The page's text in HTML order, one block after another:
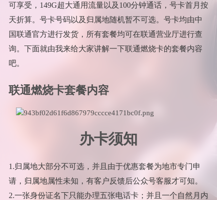
可享受，149G超大通用流量以及100分钟通话，号卡首月按
天折算。号卡号码以及归属地随机暂不可选。号卡均由中
国联通官方进行发货，所有套餐均可在联通营业厅进行查
询。下面就由我来给大家讲解一下联通燃烧卡的套餐内容
吧。
联通燃烧卡套餐内容
办卡须知
1.归属地大部分不可选，并且由于优惠套餐为地市专门申
请，归属地属性未知，有客户反馈后公众号客服才可知。
2.一张身份证名下只能办理五张电话卡；并且一个自然月内